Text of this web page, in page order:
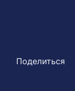
Поделиться